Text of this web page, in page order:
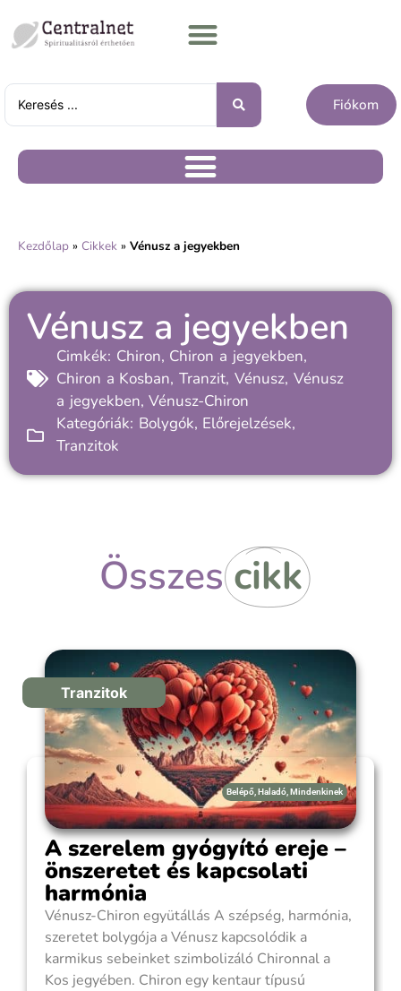
Fiókom
Kezdőlap » Cikkek » Vénusz a jegyekben
Vénusz a jegyekben
Cimkék: Chiron, Chiron a jegyekben,
Chiron a Kosban,Tranzit, Vénusz, Vénusz
a jegyekben,Vénusz-Chiron
Kategóriák: Bolygók, Előrejelzések,
Tranzitok
Összes cikk
Tranzitok
Belépő Haladó Mindenkinek
A szerelem gyógyító ereje –
önszeretet és kapcsolati
harmónia
Vénusz-Chiron együtállás A szépség, harmónia,
szeretet bolygója a Vénusz kapcsolódik a
karmikus sebeinket szimbolizáló Chironnal a
Kos jegyében. Chiron egy kentaur típusú